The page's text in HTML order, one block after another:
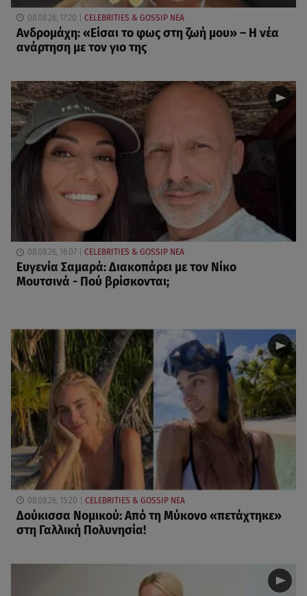
08.08.26, 17:20 CELEBRITIES & GOSSIP ΝΕΑ
Ανδρομάχη: «Είσαι το φως στη ζωή μου» – Η νέα
ανάρτηση με τον γιο της
08.08.26, 16:07 CELEBRITIES & GOSSIP ΝΕΑ
Ευγενία Σαμαρά: Διακοπάρει με τον Νίκο
Μουτσινά - Πού βρίσκονται;
08.08.26, 15:20 CELEBRITIES & GOSSIP ΝΕΑ
Δούκισσα Νομικού: Από τη Μύκονο «πετάχτηκε»
στη Γαλλική Πολυνησία!